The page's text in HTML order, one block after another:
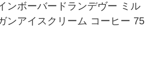
ンボーバードランデヴー ミル
ンアイスクリーム コーヒー 75